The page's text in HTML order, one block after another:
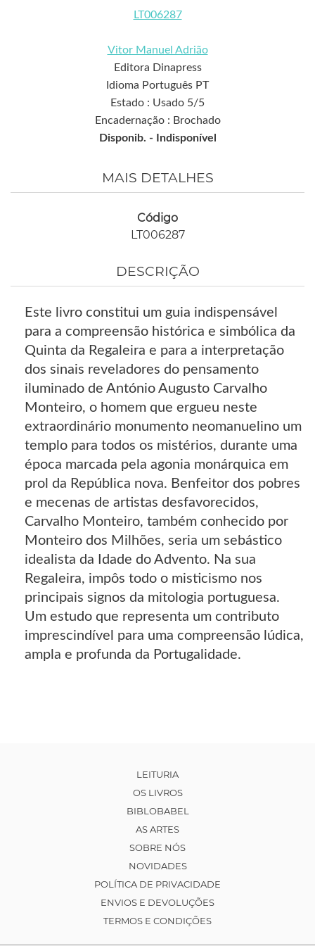
LT006287
Vitor Manuel Adrião
Editora Dinapress
Idioma Português PT
Estado : Usado 5/5
Encadernação : Brochado
Disponib. -
Indisponível
MAIS DETALHES
Código
LT006287
DESCRIÇÃO
Este livro constitui um guia indispensável
para a compreensão histórica e simbólica da
Quinta da Regaleira e para a interpretação
dos sinais reveladores do pensamento
iluminado de António Augusto Carvalho
Monteiro, o homem que ergueu neste
extraordinário monumento neomanuelino um
templo para todos os mistérios, durante uma
época marcada pela agonia monárquica em
prol da República nova. Benfeitor dos pobres
e mecenas de artistas desfavorecidos,
Carvalho Monteiro, também conhecido por
Monteiro dos Milhões, seria um sebástico
idealista da Idade do Advento. Na sua
Regaleira, impôs todo o misticismo nos
principais signos da mitologia portuguesa.
Um estudo que representa um contributo
imprescindível para uma compreensão lúdica,
ampla e profunda da Portugalidade.
LEITURIA
OS LIVROS
BIBLOBABEL
AS ARTES
SOBRE NÓS
NOVIDADES
POLÍTICA DE PRIVACIDADE
ENVIOS E DEVOLUÇÕES
TERMOS E CONDIÇÕES